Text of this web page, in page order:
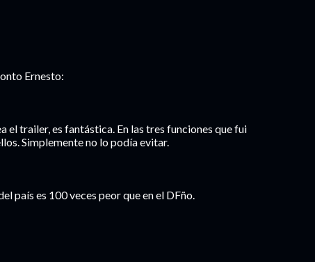
Ernesto:
el trailer, es fantástica. En las tres funciones que fui
Simplemente no lo podía evitar.
país es 100 veces peor que en el DFño.